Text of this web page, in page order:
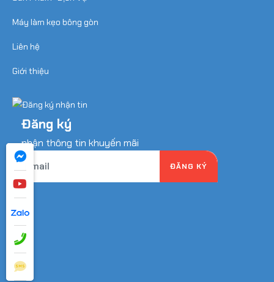
Máy làm kẹo bông gòn
Liên hệ
Giới thiệu
Đăng ký
nhận thông tin khuyến mãi
ĐĂNG KÝ